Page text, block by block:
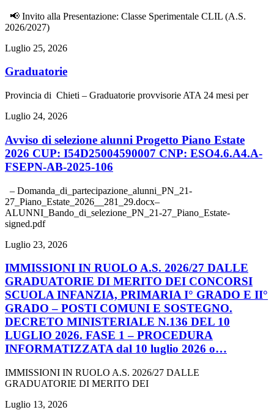
📢 Invito alla Presentazione: Classe Sperimentale CLIL (A.S.
2026/2027)
Luglio 25, 2026
Graduatorie
Provincia di Chieti – Graduatorie provvisorie ATA 24 mesi per
Luglio 24, 2026
Avviso di selezione alunni Progetto Piano Estate
2026 CUP: I54D25004590007 CNP: ESO4.6.A4.A-
FSEPN-AB-2025-106
– Domanda_di_partecipazione_alunni_PN_21-
27_Piano_Estate_2026__281_29.docx–
ALUNNI_Bando_di_selezione_PN_21-27_Piano_Estate-
signed.pdf
Luglio 23, 2026
IMMISSIONI IN RUOLO A.S. 2026/27 DALLE
GRADUATORIE DI MERITO DEI CONCORSI
SCUOLA INFANZIA, PRIMARIA I° GRADO E II°
GRADO – POSTI COMUNI E SOSTEGNO.
DECRETO MINISTERIALE N.136 DEL 10
LUGLIO 2026. FASE 1 – PROCEDURA
INFORMATIZZATA dal 10 luglio 2026 o…
IMMISSIONI IN RUOLO A.S. 2026/27 DALLE
GRADUATORIE DI MERITO DEI
Luglio 13, 2026